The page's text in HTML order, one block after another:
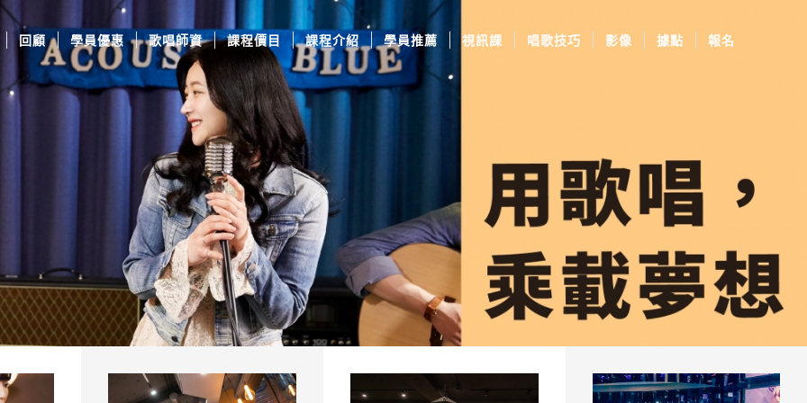
回顧 學員優惠 歌唱師資 課程價目 課程介紹 學員推薦 視訊課 唱歌技巧 影像 據點 報名